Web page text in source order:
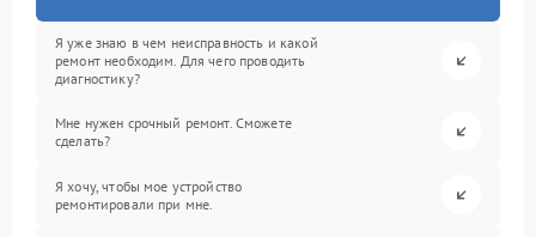
Я уже знаю в чем неисправность и какой
ремонт необходим. Для чего проводить
диагностику?
Мне нужен срочный ремонт. Сможете
сделать?
Я хочу, чтобы мое устройство
ремонтировали при мне.